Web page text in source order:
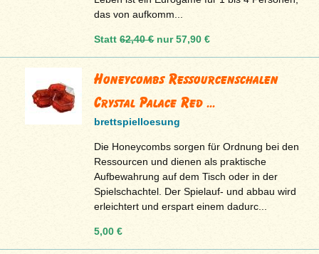
das von aufkomm...
Statt62,40 €nur57,90 €
Honeycombs Ressourcenschalen
Crystal Palace Red ...
brettspielloesung
Die Honeycombs sorgen für Ordnung bei den
Ressourcen und dienen als praktische
Aufbewahrung auf dem Tisch oder in der
Spielschachtel. Der Spielauf- und abbau wird
erleichtert und erspart einem dadurc...
5,00 €